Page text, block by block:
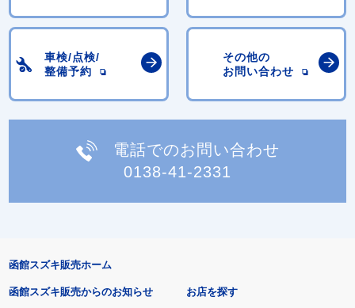
車検/点検/
整備予約
その他の
お問い合わせ
電話でのお問い合わせ
0138-41-2331
函館スズキ販売ホーム
函館スズキ販売からのお知らせ お店を探す